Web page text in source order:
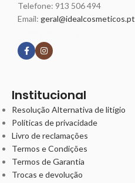
Telefone: 913 506 494
Email: geral@idealcosmeticos.pt
Institucional
Resolução Alternativa de litígio
Políticas de privacidade
Livro de reclamações
Termos e Condições
Termos de Garantia
Trocas e devolução